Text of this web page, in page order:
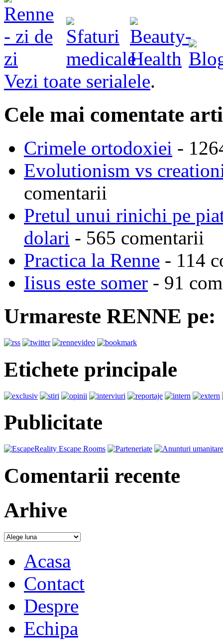
Vezi toate serialele.
Cele mai comentate
Crimele ortodoxiei -
Evolutionism vs
comentarii
Pretul unui rinichi pe
dolari - 565 comentarii
Practica la Renne - 114
Iisus este somer - 91
Urmareste RENNE pe:
Etichete principale
Publicitate
Comentarii recente
Arhive
Acasa
Contact
Despre
Echipa